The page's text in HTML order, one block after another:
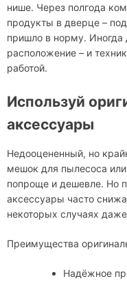
нише. Через полгода
продукты в дверце –
пришло в норму. Иногда
расположение – и
работой.
Используй
аксессуары
Недооцененный, но
мешок для пылесоса
попроще и дешевле. Но
аксессуары часто
некоторых случаях
Преимущества
Надёжное